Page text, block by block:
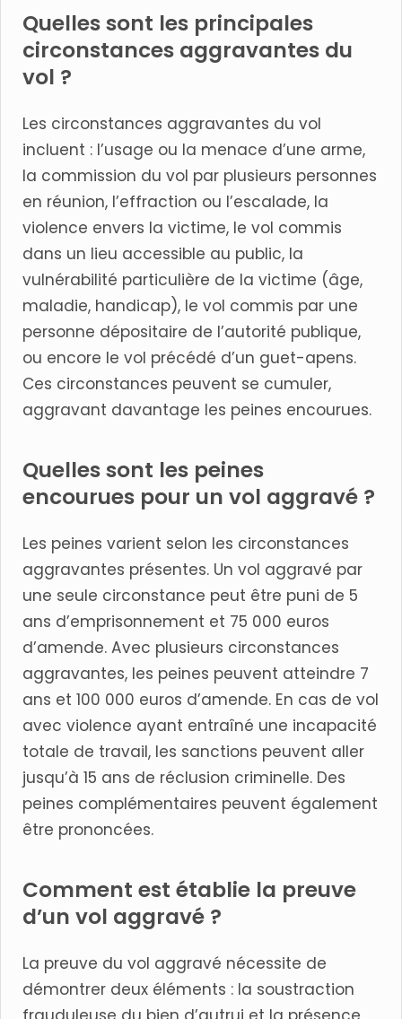
Quelles sont les principales
circonstances aggravantes du
vol ?
Les circonstances aggravantes du vol
incluent : l’usage ou la menace d’une arme,
la commission du vol par plusieurs personnes
en réunion, l’effraction ou l’escalade, la
violence envers la victime, le vol commis
dans un lieu accessible au public, la
vulnérabilité particulière de la victime (âge,
maladie, handicap), le vol commis par une
personne dépositaire de l’autorité publique,
ou encore le vol précédé d’un guet-apens.
Ces circonstances peuvent se cumuler,
aggravant davantage les peines encourues.
Quelles sont les peines
encourues pour un vol aggravé ?
Les peines varient selon les circonstances
aggravantes présentes. Un vol aggravé par
une seule circonstance peut être puni de 5
ans d’emprisonnement et 75 000 euros
d’amende. Avec plusieurs circonstances
aggravantes, les peines peuvent atteindre 7
ans et 100 000 euros d’amende. En cas de vol
avec violence ayant entraîné une incapacité
totale de travail, les sanctions peuvent aller
jusqu’à 15 ans de réclusion criminelle. Des
peines complémentaires peuvent également
être prononcées.
Comment est établie la preuve
d’un vol aggravé ?
La preuve du vol aggravé nécessite de
démontrer deux éléments : la soustraction